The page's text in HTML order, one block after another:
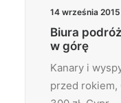
14 września 2015
Biura
w górę
Kanary i
przed rokiem,